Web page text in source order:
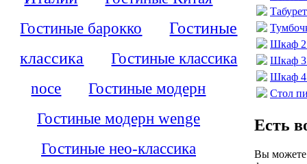
Гостиные барокко
Гостиные
классика
Гостиные классика
noce
Гостиные модерн
Гостиные модерн wenge
Гостиные нео-классика
Шкаф 2
Шкаф 3
Шкаф 4
Стол
Есть
Вы можете